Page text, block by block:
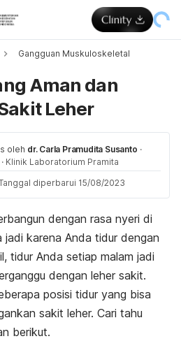
Gangguan Muskuloskeletal
Aman dan
Leher
oleh dr. Carla Pramudita Susanto ·
· Klinik Laboratorium Pramita
diperbarui 15/08/2023
dengan rasa nyeri di
jadi karena Anda tidur dengan
tidur Anda setiap malam jadi
dengan leher sakit.
posisi tidur yang bisa
sakit leher. Cari tahu
berikut.